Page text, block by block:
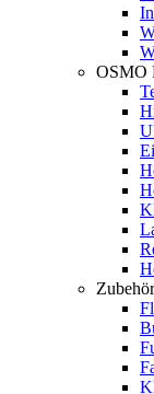
OSMO
Zubehör